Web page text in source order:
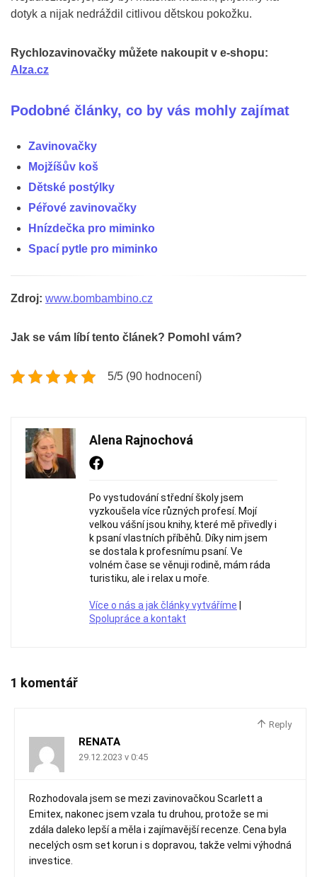
dotyk a nijak nedráždil citlivou dětskou pokožku.
Rychlozavinovačky můžete nakoupit v e-shopu:
Alza.cz
Podobné články, co by vás mohly zajímat
Zavinovačky
Mojžíšův koš
Dětské postýlky
Péřové zavinovačky
Hnízdečka pro miminko
Spací pytle pro miminko
Zdroj: www.bombambino.cz
Jak se vám líbí tento článek? Pomohl vám?
5/5 (90 hodnocení)
Alena Rajnochová
Po vystudování střední školy jsem
vyzkoušela více různých profesí. Mojí
velkou vášní jsou knihy, které mě přivedly i
k psaní vlastních příběhů. Díky nim jsem
se dostala k profesnímu psaní. Ve
volném čase se věnuji rodině, mám ráda
turistiku, ale i relax u moře.
Více o nás a jak články vytváříme
Spolupráce a kontakt
1 komentář
Reply
RENATA
29.12.2023 v 0:45
Rozhodovala jsem se mezi zavinovačkou Scarlett a
Emitex, nakonec jsem vzala tu druhou, protože se mi
zdála daleko lepší a měla i zajímavější recenze. Cena byla
necelých osm set korun i s dopravou, takže velmi výhodná
investice.